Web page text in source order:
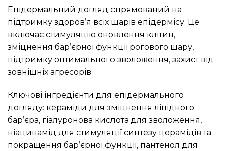
Епідермальний догляд спрямований на
підтримку здоров’я всіх шарів епідермісу. Це
включає стимуляцію оновлення клітин,
зміцнення бар’єрної функції рогового шару,
підтримку оптимального зволоження, захист від
зовнішніх агресорів.
Ключові інгредієнти для епідермального
догляду: кераміди для зміцнення ліпідного
бар’єра, гіалуронова кислота для зволоження,
ніацинамід для стимуляції синтезу церамідів та
покращення бар’єрної функції, пантенол для